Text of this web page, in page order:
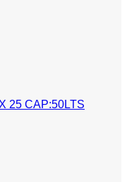
25 CAP:50LTS